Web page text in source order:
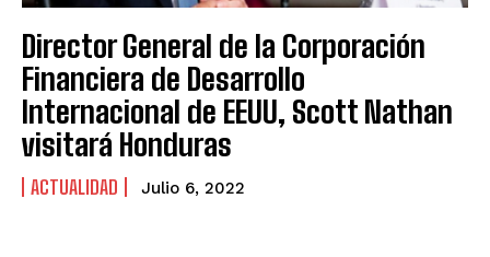
Director General de la Corporación
Financiera de Desarrollo
Internacional de EEUU, Scott Nathan
visitará Honduras
ACTUALIDAD Julio 6, 2022